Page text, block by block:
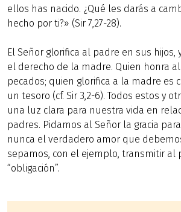
ellos has nacido. ¿Qué les darás a
hecho por ti?» (Sir 7,27-28).
El Señor glorifica al padre en sus hijos,
el derecho de la madre. Quien honra
pecados; quien glorifica a la madre es
un tesoro (cf. Sir 3,2-6). Todos estos y
una luz clara para nuestra vida en
padres. Pidamos al Señor la gracia
nunca el verdadero amor que
sepamos, con el ejemplo, transmitir al
“obligación”.